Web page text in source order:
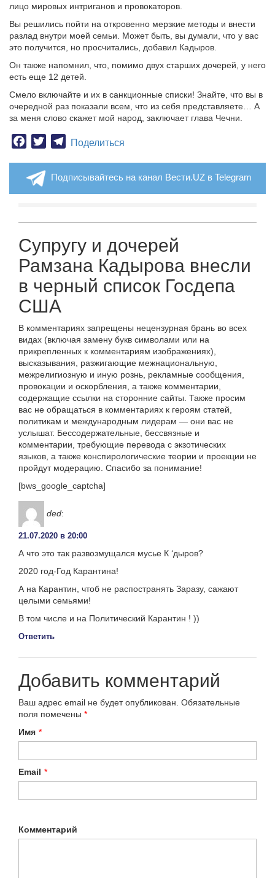
лицо мировых интриганов и провокаторов.
Вы решились пойти на откровенно мерзкие методы и внести
разлад внутри моей семьи. Может быть, вы думали, что у вас
это получится, но просчитались, добавил Кадыров.
Он также напомнил, что, помимо двух старших дочерей, у него
есть еще 12 детей.
Смело включайте и их в санкционные списки! Знайте, что вы в
очередной раз показали всем, что из себя представляете… А
за меня слово скажет мой народ, заключает глава Чечни.
Facebook
TwitterTelegram
Поделиться
Подписывайтесь на канал Вести.UZ в Telegram
Cупругу и дочерей
Рамзана Кадырова внесли
в черный список Госдепа
США
В комментариях запрещены нецензурная брань во всех
видах (включая замену букв символами или на
прикрепленных к комментариям изображениях),
высказывания, разжигающие межнациональную,
межрелигиозную и иную рознь, рекламные сообщения,
провокации и оскорбления, а также комментарии,
содержащие ссылки на сторонние сайты. Также просим
вас не обращаться в комментариях к героям статей,
политикам и международным лидерам — они вас не
услышат. Бессодержательные, бессвязные и
комментарии, требующие перевода с экзотических
языков, а также конспирологические теории и проекции не
пройдут модерацию. Спасибо за понимание!
[bws_google_captcha]
ded:
21.07.2020 в 20:00
А что это так развозмущался мусье К ‘дыров?
2020 год-Год Карантина!
А на Карантин, чтоб не распостранять Заразу, сажают
целыми семьями!
В том числе и на Политический Карантин ! ))
Ответить
Добавить комментарий
Ваш адрес email не будет опубликован. Обязательные
поля помечены *
Имя *
Email *
Комментарий